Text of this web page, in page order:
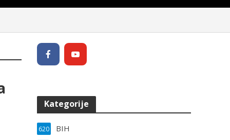
Kategorije
BIH
620